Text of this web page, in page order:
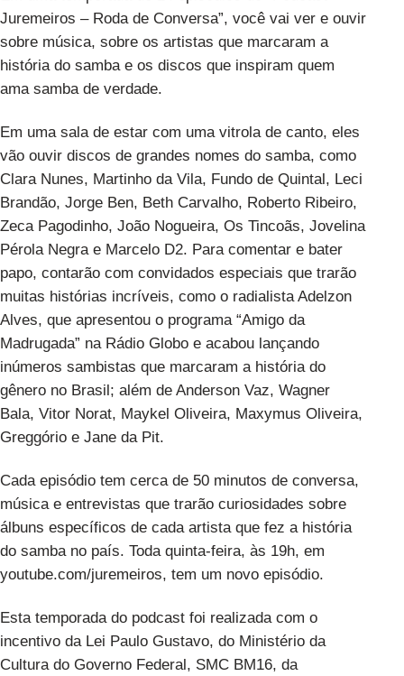
Juremeiros – Roda de Conversa”, você vai ver e ouvir
sobre música, sobre os artistas que marcaram a
história do samba e os discos que inspiram quem
ama samba de verdade.
Em uma sala de estar com uma vitrola de canto, eles
vão ouvir discos de grandes nomes do samba, como
Clara Nunes, Martinho da Vila, Fundo de Quintal, Leci
Brandão, Jorge Ben, Beth Carvalho, Roberto Ribeiro,
Zeca Pagodinho, João Nogueira, Os Tincoãs, Jovelina
Pérola Negra e Marcelo D2. Para comentar e bater
papo, contarão com convidados especiais que trarão
muitas histórias incríveis, como o radialista Adelzon
Alves, que apresentou o programa “Amigo da
Madrugada” na Rádio Globo e acabou lançando
inúmeros sambistas que marcaram a história do
gênero no Brasil; além de Anderson Vaz, Wagner
Bala, Vitor Norat, Maykel Oliveira, Maxymus Oliveira,
Greggório e Jane da Pit.
Cada episódio tem cerca de 50 minutos de conversa,
música e entrevistas que trarão curiosidades sobre
álbuns específicos de cada artista que fez a história
do samba no país. Toda quinta-feira, às 19h, em
youtube.com/juremeiros, tem um novo episódio.
Esta temporada do podcast foi realizada com o
incentivo da Lei Paulo Gustavo, do Ministério da
Cultura do Governo Federal, SMC BM16, da